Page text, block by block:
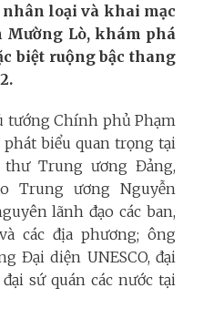
loại và khai mạc
Mường Lò, khám phá
biệt ruộng bậc thang
tướng Chính phủ Phạm
biểu quan trọng tại
Trung ương Đảng,
Trung ương Nguyễn
lãnh đạo các ban,
các địa phương; ông
Đại diện UNESCO, đại
sứ quán các nước tại